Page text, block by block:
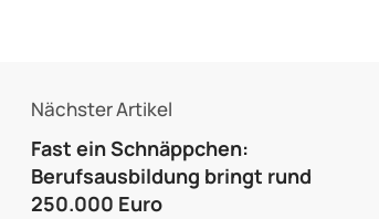
Nächster Artikel
Fast ein Schnäppchen:
Berufsausbildung bringt rund
250.000 Euro